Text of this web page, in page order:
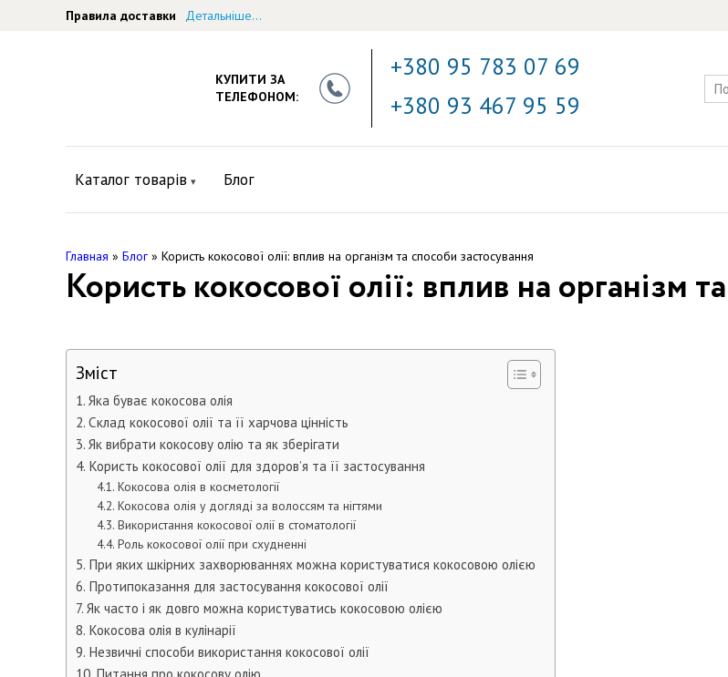
Правила доставки Детальніше...
КУПИТИ ЗА
ТЕЛЕФОНОМ:
+380 95 783 07 69
+380 93 467 95 59
Каталог товарів Блог
Главная » Блог » Користь кокосової олії: вплив на організм та способи застосування
Користь кокосової олії: вплив на організм
Зміст
Яка буває кокосова олія
Склад кокосової олії та її харчова цінність
Як вибрати кокосову олію та як зберігати
Користь кокосової олії для здоров’я та її застосування
Кокосова олія в косметології
Кокосова олія у догляді за волоссям та нігтями
Використання кокосової олії в стоматології
Роль кокосової олії при схудненні
При яких шкірних захворюваннях можна користуватися кокосовою олією
Протипоказання для застосування кокосової олії
Як часто і як довго можна користуватись кокосовою олією
Кокосова олія в кулінарії
Незвичні способи використання кокосової олії